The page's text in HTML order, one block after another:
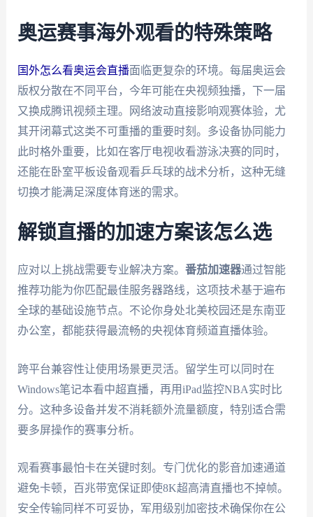
奥运赛事海外观看的特殊策略
国外怎么看奥运会直播面临更复杂的环境。每届奥运会
版权分散在不同平台，今年可能在央视频独播，下一届
又换成腾讯视频主理。网络波动直接影响观赛体验，尤
其开闭幕式这类不可重播的重要时刻。多设备协同能力
此时格外重要，比如在客厅电视收看游泳决赛的同时，
还能在卧室平板设备观看乒乓球的战术分析，这种无缝
切换才能满足深度体育迷的需求。
解锁直播的加速方案该怎么选
应对以上挑战需要专业解决方案。 番茄加速器通过智能
推荐功能为你匹配最佳服务器路线，这项技术基于遍布
全球的基础设施节点。不论你身处北美校园还是东南亚
办公室，都能获得最流畅的央视体育频道直播体验。
跨平台兼容性让使用场景更灵活。留学生可以同时在
Windows笔记本看中超直播，再用iPad监控NBA实时比
分。这种多设备并发不消耗额外流量额度，特别适合需
要多屏操作的赛事分析。
观看赛事最怕卡在关键时刻。专门优化的影音加速通道
避免卡顿，百兆带宽保证即使8K超高清直播也不掉帧。
安全传输同样不可妥协，军用级别加密技术确保你在公